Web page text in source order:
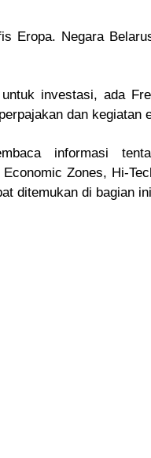
Eropa. Negara
investasi, ada
dan
informasi
Zones, Hi-
ditemukan di bagian